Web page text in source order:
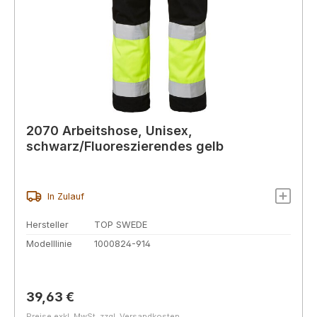
2070 Arbeitshose, Unisex,
schwarz/Fluoreszierendes gelb
In Zulauf
Hersteller
TOP SWEDE
Modelllinie
1000824-914
Regulärer Preis:
39,63 €